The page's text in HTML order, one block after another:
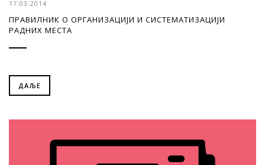
17.03.2014
ПРАВИЛНИК О ОРГАНИЗАЦИЈИ И СИСТЕМАТИЗАЦИЈИ
РАДНИХ МЕСТА
ДАЉЕ